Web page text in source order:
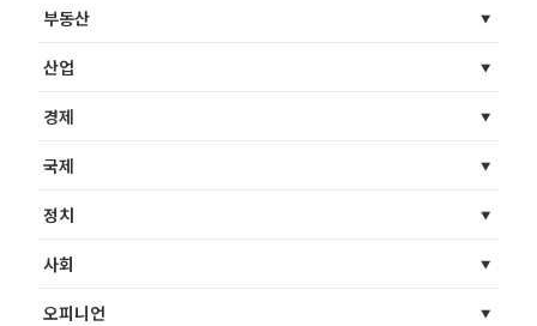
부동산
산업
경제
국제
정치
사회
오피니언